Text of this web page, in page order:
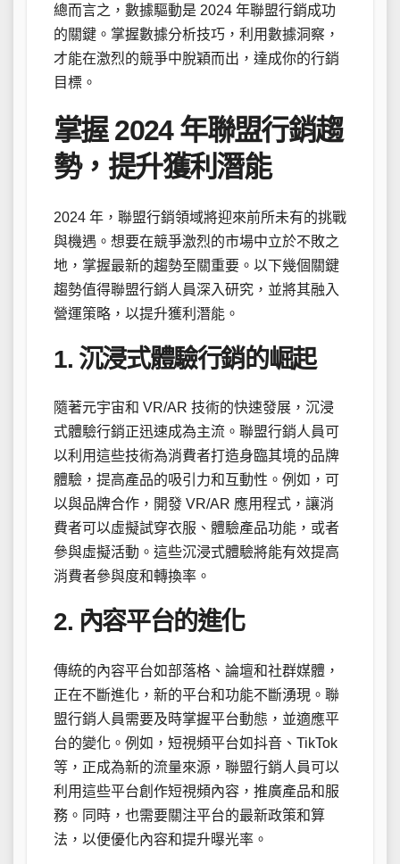
總而言之，數據驅動是 2024 年聯盟行銷成功
的關鍵。掌握數據分析技巧，利用數據洞察，
才能在激烈的競爭中脫穎而出，達成你的行銷
目標。
掌握 2024 年聯盟行銷趨
勢，提升獲利潛能
2024 年，聯盟行銷領域將迎來前所未有的挑戰
與機遇。想要在競爭激烈的市場中立於不敗之
地，掌握最新的趨勢至關重要。以下幾個關鍵
趨勢值得聯盟行銷人員深入研究，並將其融入
營運策略，以提升獲利潛能。
1. 沉浸式體驗行銷的崛起
隨著元宇宙和 VR/AR 技術的快速發展，沉浸
式體驗行銷正迅速成為主流。聯盟行銷人員可
以利用這些技術為消費者打造身臨其境的品牌
體驗，提高產品的吸引力和互動性。例如，可
以與品牌合作，開發 VR/AR 應用程式，讓消
費者可以虛擬試穿衣服、體驗產品功能，或者
參與虛擬活動。這些沉浸式體驗將能有效提高
消費者參與度和轉換率。
2. 內容平台的進化
傳統的內容平台如部落格、論壇和社群媒體，
正在不斷進化，新的平台和功能不斷湧現。聯
盟行銷人員需要及時掌握平台動態，並適應平
台的變化。例如，短視頻平台如抖音、TikTok
等，正成為新的流量來源，聯盟行銷人員可以
利用這些平台創作短視頻內容，推廣產品和服
務。同時，也需要關注平台的最新政策和算
法，以便優化內容和提升曝光率。